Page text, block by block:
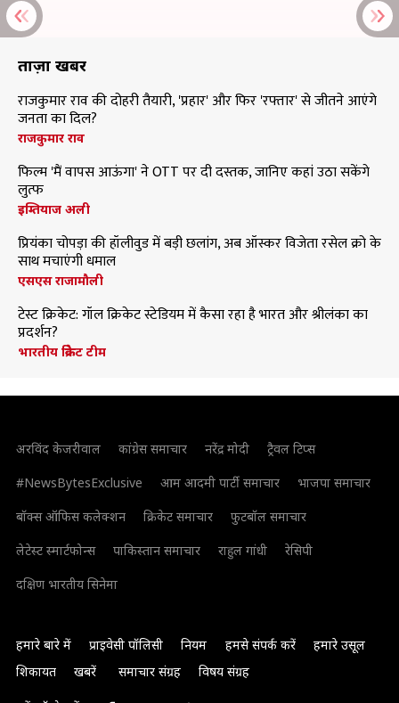
ताज़ा खबरें
राजकुमार राव की दोहरी तैयारी, 'प्रहार' और फिर 'रफ्तार' से जीतने आएंगे
जनता का दिल?
राजकुमार राव
फिल्म 'मैं वापस आऊंगा' ने OTT पर दी दस्तक, जानिए कहां उठा सकेंगे
लुत्फ
इम्तियाज अली
प्रियंका चोपड़ा की हॉलीवुड में बड़ी छलांग, अब ऑस्कर विजेता रसेल क्रो के
साथ मचाएंगी धमाल
एसएस राजामौली
टेस्ट क्रिकेट: गॉल क्रिकेट स्टेडियम में कैसा रहा है भारत और श्रीलंका का
प्रदर्शन?
भारतीय क्रिकेट टीम
अरविंद केजरीवाल कांग्रेस समाचार नरेंद्र मोदी
ट्रैवल टिप्स
#NewsBytesExclusive
आम आदमी पार्टी समाचार
भाजपा समाचार
बॉक्स ऑफिस कलेक्शन
क्रिकेट समाचार
फुटबॉल समाचार
लेटेस्ट स्मार्टफोन्स
पाकिस्तान समाचार राहुल गांधी
रेसिपी
दक्षिण भारतीय सिनेमा
हमारे बारे में प्राइवेसी पॉलिसी नियम हमसे संपर्क करें
हमारे उसूल
शिकायत
खबरें समाचार संग्रह विषय संग्रह